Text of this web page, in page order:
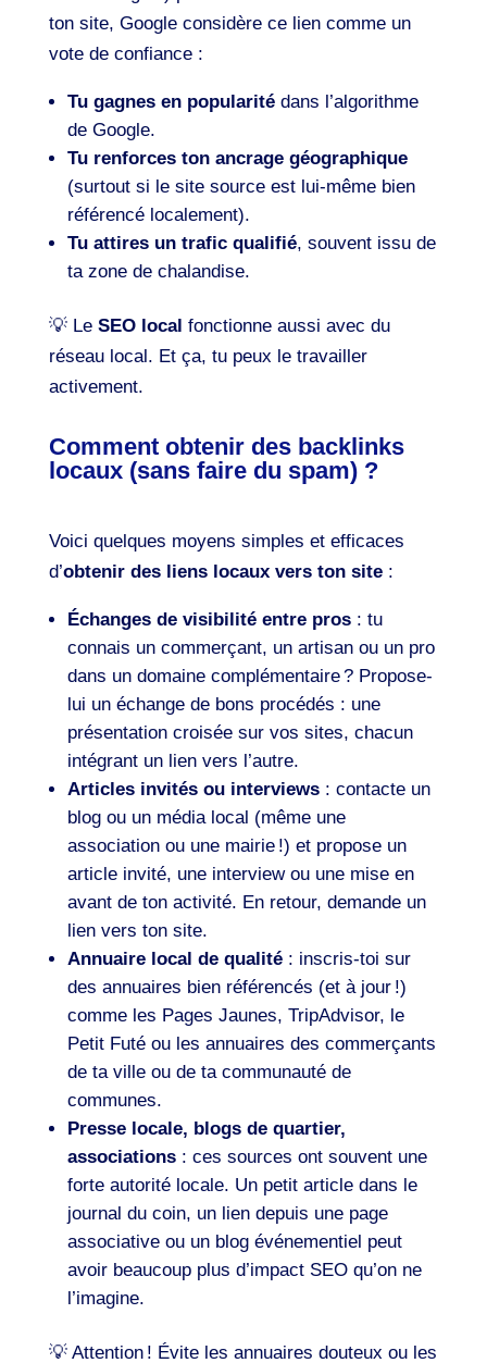
ton site, Google considère ce lien comme un
vote de confiance :
Tu gagnes en popularitédans l’algorithme
de Google.
Tu renforces ton ancrage géographique
(surtout si le site source est lui-même bien
référencé localement).
Tu attires un trafic qualifié, souvent issu de
ta zone de chalandise.
💡 Le SEO local fonctionne aussi avec du
réseau local. Et ça, tu peux le travailler
activement.
Comment obtenir des backlinks
locaux (sans faire du spam) ?
Voici quelques moyens simples et efficaces
d’obtenir des liens locaux vers ton site :
Échanges de visibilité entre pros: tu
connais un commerçant, un artisan ou un pro
dans un domaine complémentaire ? Propose-
lui un échange de bons procédés : une
présentation croisée sur vos sites, chacun
intégrant un lien vers l’autre.
Articles invités ou interviews: contacte un
blog ou un média local (même une
association ou une mairie !) et propose un
article invité, une interview ou une mise en
avant de ton activité. En retour, demande un
lien vers ton site.
Annuaire local de qualité: inscris-toi sur
des annuaires bien référencés (et à jour !)
comme les Pages Jaunes, TripAdvisor, le
Petit Futé ou les annuaires des commerçants
de ta ville ou de ta communauté de
communes.
Presse locale, blogs de quartier,
associations : ces sources ont souvent une
forte autorité locale. Un petit article dans le
journal du coin, un lien depuis une page
associative ou un blog événementiel peut
avoir beaucoup plus d’impact SEO qu’on ne
l’imagine.
💡 Attention ! Évite les annuaires douteux ou les